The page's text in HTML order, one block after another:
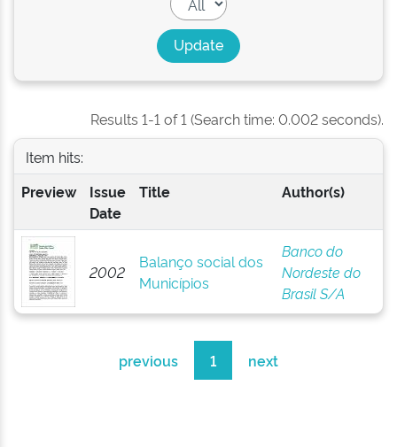
Results 1-1 of 1 (Search time: 0.002 seconds).
Item hits:
Preview
Issue
Date
Title Author(s)
2002
Balanço social dos
Municípios
Banco do
Nordeste do
Brasil S/A
previous 1 next